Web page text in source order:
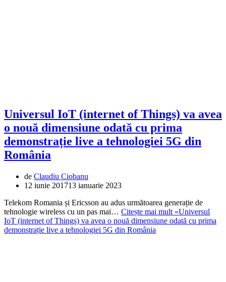
Universul IoT (internet of Things) va avea
o nouă dimensiune odată cu prima
demonstrație live a tehnologiei 5G din
România
de Claudiu Ciobanu
12 iunie 201713 ianuarie 2023
Telekom Romania și Ericsson au adus următoarea generație de
tehnologie wireless cu un pas mai… Citește mai mult »Universul
IoT (internet of Things) va avea o nouă dimensiune odată cu prima
demonstrație live a tehnologiei 5G din România